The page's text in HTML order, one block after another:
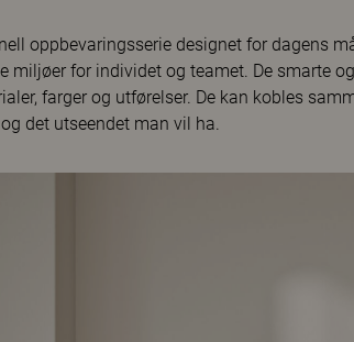
oppbevaringsserie designet for dagens
miljøer for individet og teamet. De smarte
farger og utførelser. De kan kobles
det utseendet man vil ha.